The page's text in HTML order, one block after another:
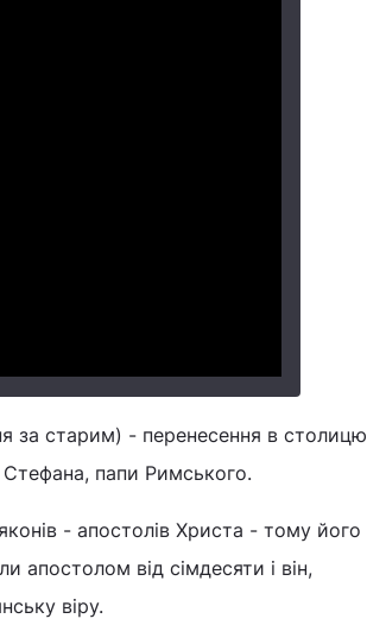
за старим) - перенесення в столицю
Стефана, папи Римського.
- апостолів Христа - тому його
апостолом від сімдесяти і він,
віру.